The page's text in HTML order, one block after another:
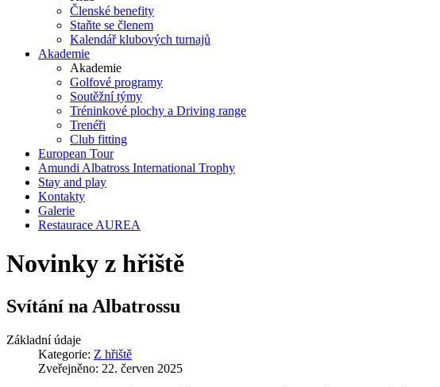
Členské benefity
Staňte se členem
Kalendář klubových turnajů
Akademie
Akademie
Golfové programy
Soutěžní týmy
Tréninkové plochy a Driving range
Trenéři
Club fitting
European Tour
Amundi Albatross International Trophy
Stay and play
Kontakty
Galerie
Restaurace AUREA
Novinky z hřiště
Svítání na Albatrossu
Základní údaje
Kategorie: Z hřiště
Zveřejněno: 22. červen 2025